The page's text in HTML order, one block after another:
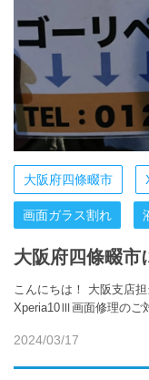
大阪府四條畷市
画面ガラス割れ
大阪府四條畷
こんにちは！ 大阪支店
Xperia10Ⅲ画面修理のご
2024/03/17